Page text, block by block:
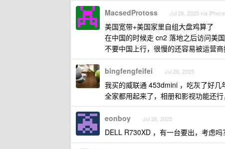
MacsedProtoss Jul 26, 2025 via iPhone
美国宽带+美国家里自组大盘鸡算了
在中国的时候走 cn2 落地之后访问美
不要中国上行，很慢的还容易被运营
bingfengfeifei Jul 26, 2025
我买的威联通 453dmini ，吃灰了好几
全家都用起来了，相册和影视功能还
eonboy Jul 26, 2025
DELL R730XD ，有一台要出，考虑吗